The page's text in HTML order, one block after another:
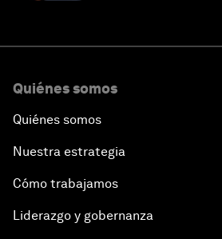
Quiénes somos
Quiénes somos
Nuestra estrategia
Cómo trabajamos
Liderazgo y gobernanza